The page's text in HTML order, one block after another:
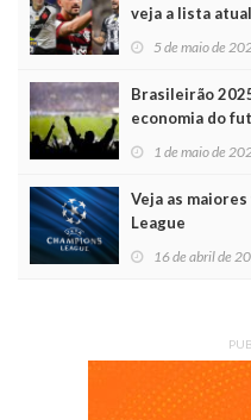
veja a lista
5 de maio de
Brasileirão
economia do
1 de maio de
Veja as
League
16 de abril de